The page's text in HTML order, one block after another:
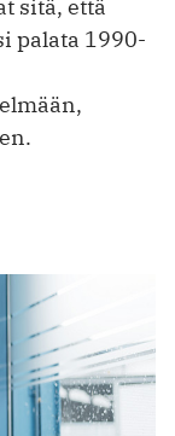
sitä, että
palata 1990-